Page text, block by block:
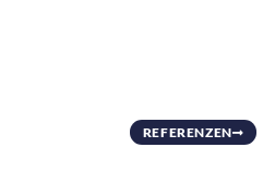
REFERENZEN